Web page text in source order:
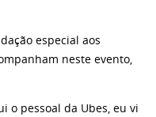
especial aos
neste evento,
o pessoal da Ubes, eu vi